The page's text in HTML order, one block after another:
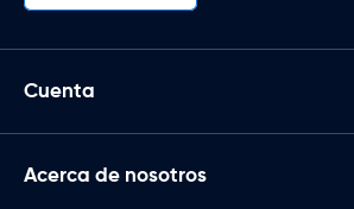
Cuenta
Acerca de nosotros